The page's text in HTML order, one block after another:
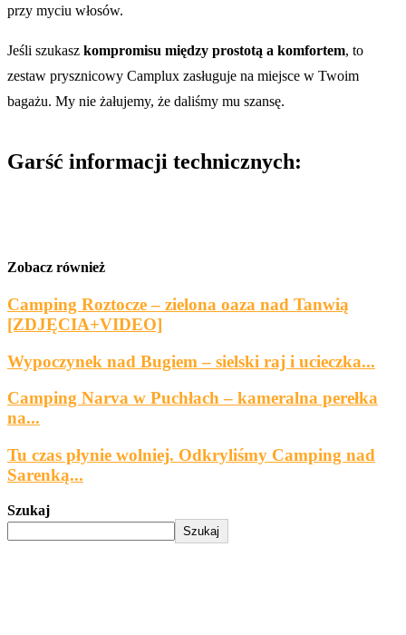
przy myciu włosów.
Jeśli szukasz kompromisu między prostotą a komfortem, to
zestaw prysznicowy Camplux zasługuje na miejsce w Twoim
bagażu. My nie żałujemy, że daliśmy mu szansę.
Garść informacji technicznych:
Zobacz również
Camping Roztocze – zielona oaza nad Tanwią
[ZDJĘCIA+VIDEO]
Wypoczynek nad Bugiem – sielski raj i ucieczka...
Camping Narva w Puchłach – kameralna perełka
na...
Tu czas płynie wolniej. Odkryliśmy Camping nad
Sarenką...
Szukaj
Szukaj